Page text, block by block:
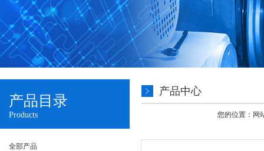
产品目录
Products
全部产品
产品中心
您的位置： 网